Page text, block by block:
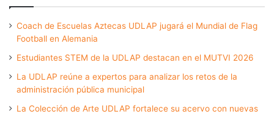
Coach de Escuelas Aztecas UDLAP jugará el Mundial de Flag
Football en Alemania
Estudiantes STEM de la UDLAP destacan en el MUTVI 2026
La UDLAP reúne a expertos para analizar los retos de la
administración pública municipal
La Colección de Arte UDLAP fortalece su acervo con nuevas